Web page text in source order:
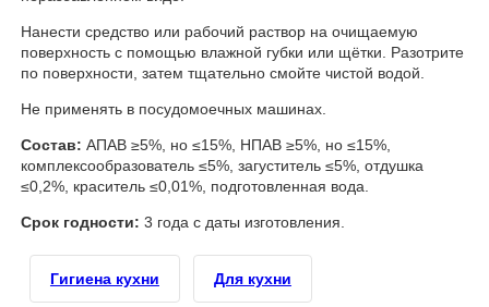
Нанести средство или рабочий раствор на очищаемую
поверхность с помощью влажной губки или щётки. Разотрите
по поверхности, затем тщательно смойте чистой водой.
Не применять в посудомоечных машинах.
Состав: АПАВ ≥5%, но ≤15%, НПАВ ≥5%, но ≤15%,
комплексообразователь ≤5%, загуститель ≤5%, отдушка
≤0,2%, краситель ≤0,01%, подготовленная вода.
Срок годности: 3 года с даты изготовления.
Гигиена кухни Для кухни